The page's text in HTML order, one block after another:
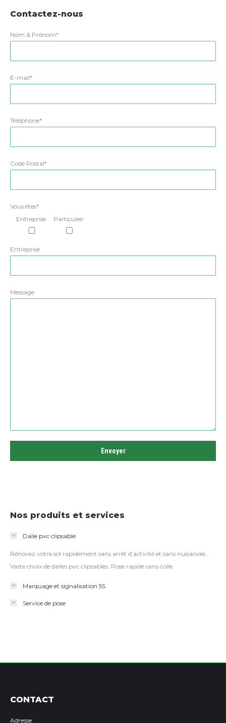
Contactez-nous
Nom & Prénom*
E-mail*
Téléphone*
Code Postal*
Vous êtes*
Entreprise
Particulier
Entreprise
Message
Nos produits et services
Dalle pvc clipsable
Rénovez votre sol rapidement sans arrêt d’activité et sans nuisances.
Vaste choix de dalles pvc clipsables. Pose rapide sans colle.
Marquage et signalisation 5S
Service de pose
CONTACT
Adresse :